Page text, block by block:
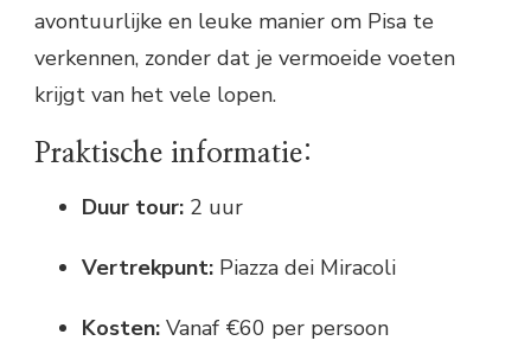
avontuurlijke en leuke manier om Pisa te
verkennen, zonder dat je vermoeide voeten
krijgt van het vele lopen.
Praktische informatie:
Duur tour: 2 uur
Vertrekpunt: Piazza dei Miracoli
Kosten: Vanaf €60 per persoon